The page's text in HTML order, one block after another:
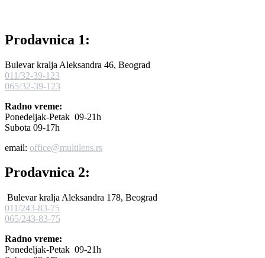
Prodavnica 1:
Bulevar kralja Aleksandra 46, Beograd
011/32-39-123
065/32-39-123
Radno vreme:
Ponedeljak-Petak 09-21h
Subota 09-17h
email: office@multilens.rs
Prodavnica 2:
Bulevar kralja Aleksandra 178, Beograd
011/243-83-75
065/243-83-75
Radno vreme:
Ponedeljak-Petak 09-21h